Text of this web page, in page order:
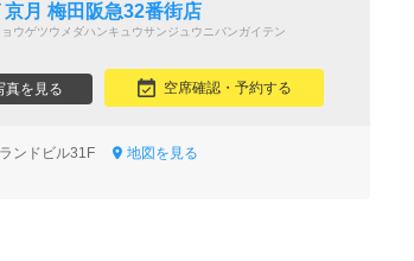
月 梅田阪急32番街店
ウゲツウメダハンキュウサンジュウニバンガイテン
真を見る 空席確認・予約する
ランドビル31F
地図を見る